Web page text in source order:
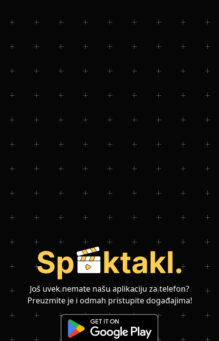
Još uvek nemate našu aplikaciju za telefon?
Preuzmite je i odmah pristupite događajima!